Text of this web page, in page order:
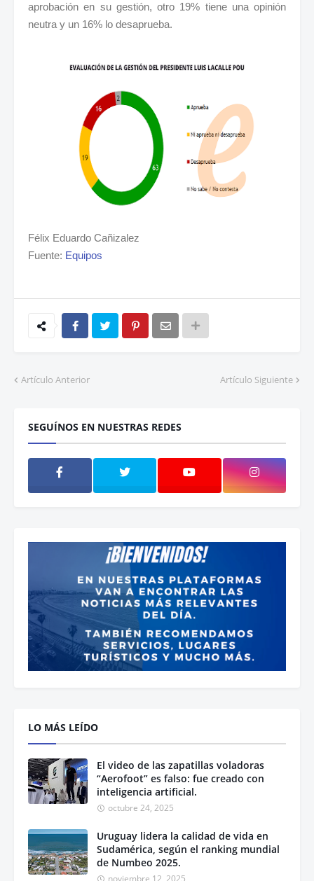
aprobación en su gestión, otro 19% tiene una opinión
neutra y un 16% lo desaprueba.
Félix Eduardo Cañizalez
Fuente: Equipos
Artículo Anterior Artículo Siguiente
SEGUÍNOS EN NUESTRAS REDES
LO MÁS LEÍDO
El video de las zapatillas voladoras
“Aerofoot” es falso: fue creado con
inteligencia artificial.
octubre 24, 2025
Uruguay lidera la calidad de vida en
Sudamérica, según el ranking mundial
de Numbeo 2025.
noviembre 12, 2025